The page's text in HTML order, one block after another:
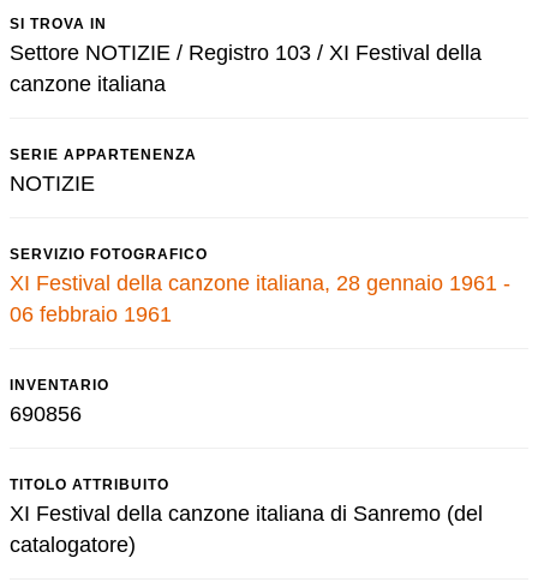
SI TROVA IN
Settore NOTIZIE / Registro 103 / XI Festival della
canzone italiana
SERIE APPARTENENZA
NOTIZIE
SERVIZIO FOTOGRAFICO
XI Festival della canzone italiana, 28 gennaio 1961 -
06 febbraio 1961
INVENTARIO
690856
TITOLO ATTRIBUITO
XI Festival della canzone italiana di Sanremo (del
catalogatore)